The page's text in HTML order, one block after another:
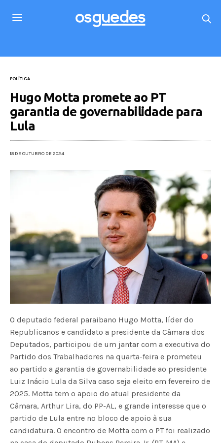
POLÍTICA
Hugo Motta promete ao PT
garantia de governabilidade para
Lula
18 DE OUTUBRO DE 2024
O deputado federal paraibano Hugo Motta, líder do
Republicanos e candidato a presidente da Câmara dos
Deputados, participou de um jantar com a executiva do
Partido dos Trabalhadores na quarta-feira e prometeu
ao partido a garantia de governabilidade ao presidente
Luiz Inácio Lula da Silva caso seja eleito em fevereiro de
2025. Motta tem o apoio do atual presidente da
Câmara, Arthur Lira, do PP-AL, e grande interesse que o
partido de Lula entre no bloco de apoio à sua
candidatura. O encontro de Motta com o PT foi realizado